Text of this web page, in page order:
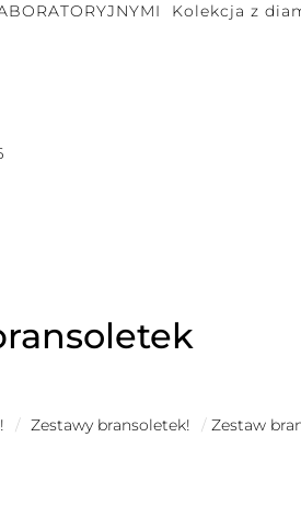
Kolekcja z
/ Zestawy bransoletek! / Zestaw